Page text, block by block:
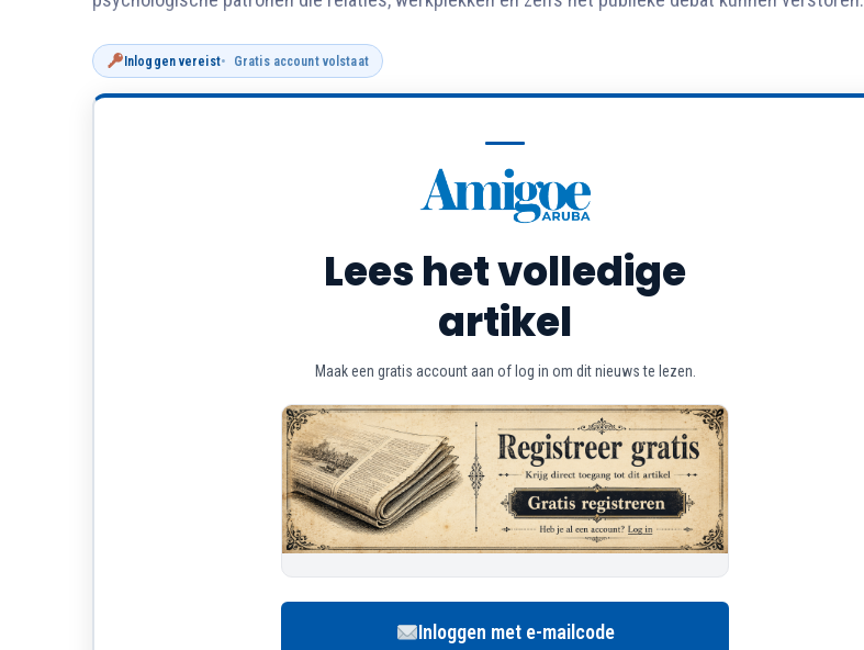
Inloggen vereist Gratis account volstaat
Lees het volledige
artikel
Maak een gratis account aan of log in om dit nieuws te lezen.
Inloggen met e-mailcode